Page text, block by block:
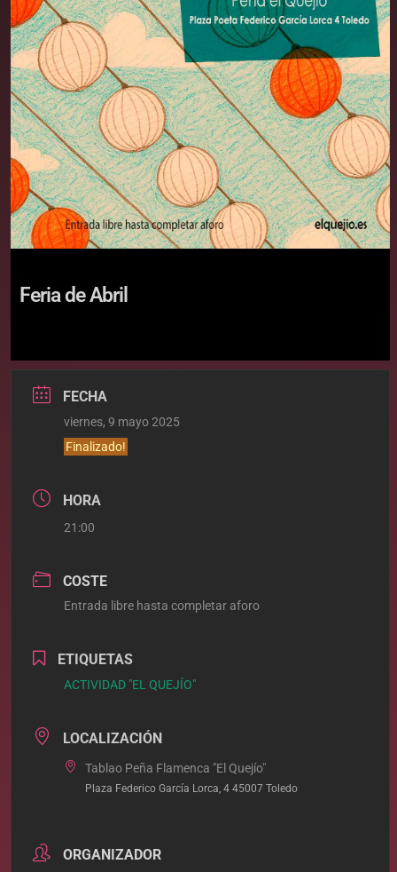
Feria de Abril
FECHA
viernes, 9 mayo 2025
Finalizado!
HORA
21:00
COSTE
Entrada libre hasta completar aforo
ETIQUETAS
ACTIVIDAD "EL QUEJÍO"
LOCALIZACIÓN
Tablao Peña Flamenca "El Quejío"
Plaza Federico García Lorca, 4 45007 Toledo
ORGANIZADOR